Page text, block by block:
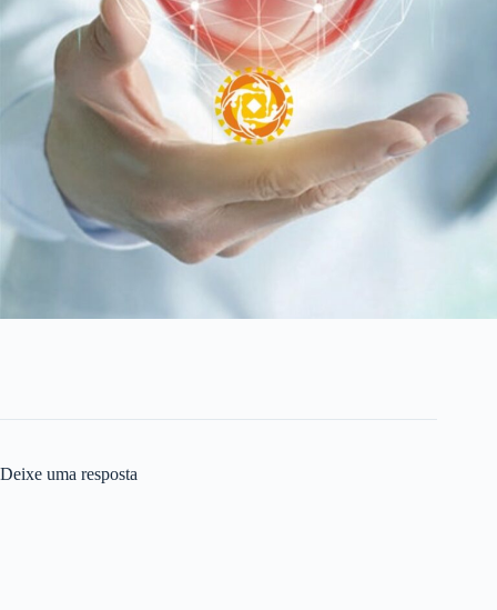
Deixe uma resposta